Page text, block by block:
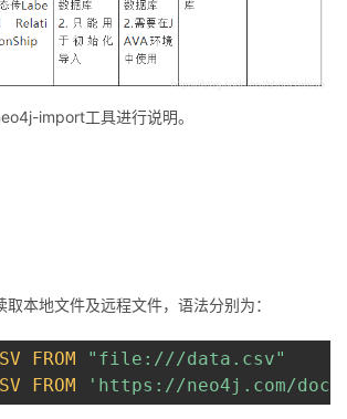
import工具进行说明。
本地文件及远程文件，语法分别为：
FROM
"file:///data.csv"
FROM 'https://neo4j.com/